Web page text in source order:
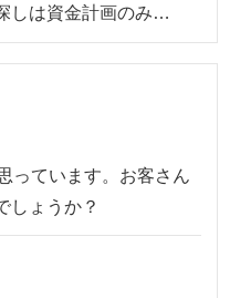
しは資金計画のみ…
っています。お客さん
しょうか？